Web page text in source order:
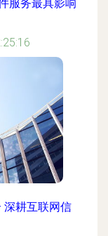
服务最具影响
深耕互联网信